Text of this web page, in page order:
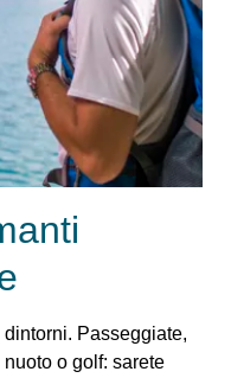
Passeggiate,
o golf: sarete